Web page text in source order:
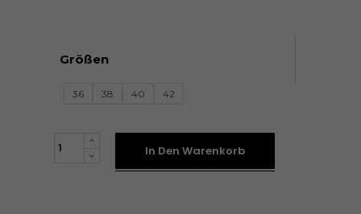
Größen
36 38 40 42
EXKLUZÍV
RUHA
In Den Warenkorb